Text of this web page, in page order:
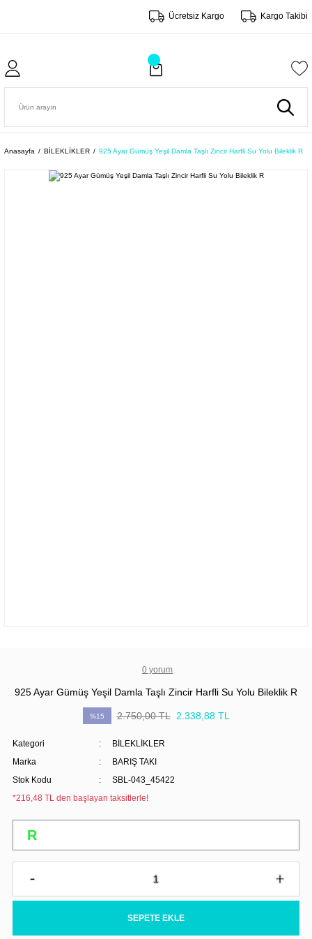
Ücretsiz Kargo Kargo Takibi
Anasayfa BİLEKLİKLER 925 Ayar Gümüş Yeşil Damla Taşlı Zincir Harfli Su Yolu Bileklik R
0 yorum
925 Ayar Gümüş Yeşil Damla Taşlı Zincir Harfli Su Yolu Bileklik R
%15 2.750,00 TL 2.338,88 TL
Kategori
BİLEKLİKLER
Marka
BARIŞ TAKI
Stok Kodu
SBL-043_45422
*216,48 TL den başlayan taksitlerle!
SEPETE EKLE